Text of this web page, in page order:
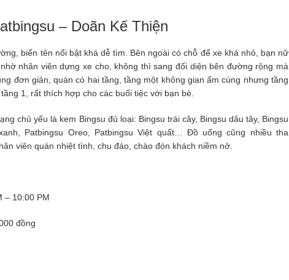
– Doãn Kế Thiện
biển tên nổi bật khá dễ tìm. Bên ngoài có chỗ để xe khá nhỏ, bạn nữ
nhân viên dựng xe cho, không thì sang đối diện bên đường rộng mà
đơn giản, quán có hai tầng, tầng một không gian ấm cúng nhưng tầng
1, rất thích hợp cho các buổi tiệc với bạn bè.
chủ yếu là kem Bingsu đủ loại: Bingsu trái cây, Bingsu dâu tây, Bingsu
Patbingsu Oreo, Patbingsu Việt quất… Đồ uống cũng nhiều tha
viên quán nhiệt tình, chu đáo, chào đón khách niềm nở.
– 10:00 PM
đồng